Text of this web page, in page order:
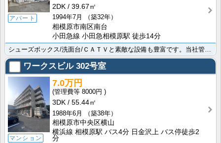
アパート
2DK
39.67㎡
1994年7月
（築32年）
相模原市南区南台
小田急線 小田急相模原駅 徒歩14分
ワークスビル302号室
マンション
7.0万円
8000円
3DK
55.44㎡
1988年6月
（築38年）
相模原市中央区横山
横浜線 相模原駅 バス4分 日金沢上 バス停徒歩2
分